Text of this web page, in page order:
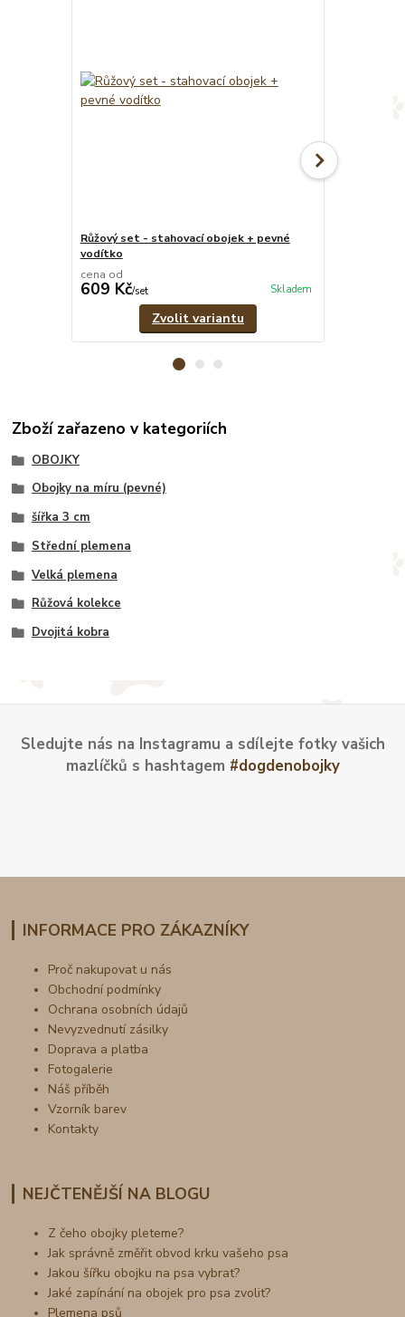
Růžový set - stahovací obojek + pevné
vodítko
cena od
609 Kč/set Skladem
Zvolit variantu
Zboží zařazeno v kategoriích
OBOJKY
Obojky na míru (pevné)
šířka 3 cm
Střední plemena
Velká plemena
Růžová kolekce
Dvojitá kobra
Sledujte nás na Instagramu a sdílejte fotky vašich
mazlíčků s hashtagem #dogdenobojky
INFORMACE PRO ZÁKAZNÍKY
Proč nakupovat u nás
Obchodní podmínky
Ochrana osobních údajů
Nevyzvednutí zásilky
Doprava a platba
Fotogalerie
Náš příběh
Vzorník barev
Kontakty
NEJČTENĚJŠÍ NA BLOGU
Z čeho obojky pleteme?
Jak správně změřit obvod krku vašeho psa
Jakou šířku obojku na psa vybrat?
Jaké zapínání na obojek pro psa zvolit?
Plemena psů